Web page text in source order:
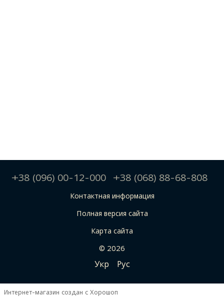
+38 (096) 00-12-000 +38 (068) 88-68-808
Контактная информация
Полная версия сайта
Карта сайта
© 2026
Укр Рус
Интернет-магазин создан с Хорошоп